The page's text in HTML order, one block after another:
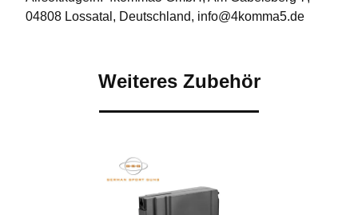
04808 Lossatal, Deutschland, info@4komma5.de
Weiteres Zubehör